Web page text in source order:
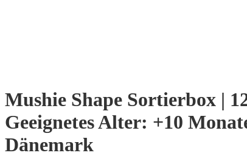
Mushie Shape Sortierbox |
Geeignetes Alter: +10
Dänemark